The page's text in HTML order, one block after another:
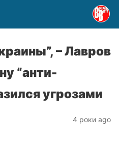
– Лавров
“анти-
угрозами
4 роки ago